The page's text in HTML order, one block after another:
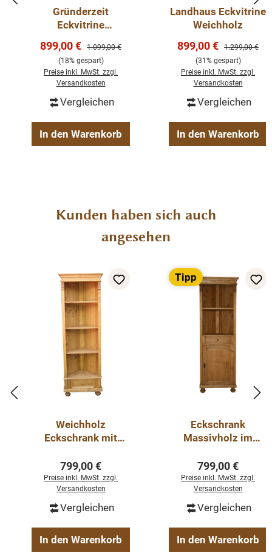
Weichholz Eckschrank
gewachst und aufpoliert
Abmessungen: Höhe: 185 cm, Breite: 65 cm, Tiefe:
50 cm.
Gründerzeit
Eckvitrine
Weichholzmöbel
Eck Schrank
Verkaufspreis:
899,00 € Regulärer Preis:
1.099,00 €
(18% gespart)
Preise inkl. MwSt. zzgl.
Versandkosten
Vergleichen
In den Warenkorb
Landhaus Eckvitrine
Weichholz
Verkaufspreis:
899,00 € Regulärer
1.299,00 €
(31% gespart)
Preise inkl. MwSt. zzgl.
Versandkosten
Vergleichen
In den Warenkorb
Produktgalerie überspringen
Kunden haben sich auch
angesehen
Weichholz
Eckschrank mit
Regulärer Preis:
799,00 €
Preise inkl. MwSt. zzgl.
Versandkosten
Vergleichen
In den Warenkorb
Tipp
Eckschrank
Massivholz im
Regulärer Preis:
799,00 €
Preise inkl. MwSt. zzgl.
Versandkosten
Vergleichen
In den Warenkorb